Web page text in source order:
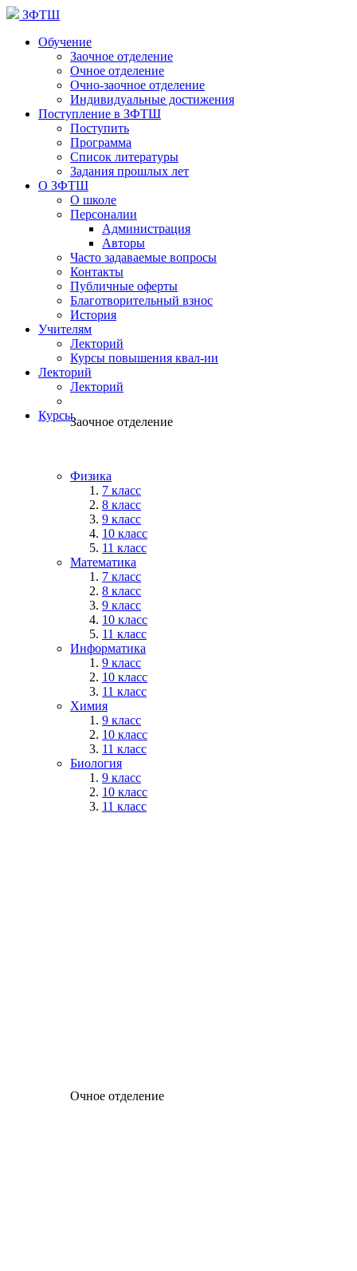
ЗФТШ
Обучение
Заочное отделение
Очное отделение
Очно-заочное отделение
Индивидуальные достижения
Поступление в ЗФТШ
Поступить
Программа
Список литературы
Задания прошлых лет
О ЗФТШ
О школе
Персоналии
Администрация
Авторы
Часто задаваемые вопросы
Контакты
Публичные оферты
Благотворительный взнос
История
Учителям
Лекторий
Курсы повышения квал-ии
Лекторий
Лекторий
КурсыЗаочное отделение
Физика
7 класс
8 класс
9 класс
10 класс
11 класс
Математика
7 класс
8 класс
9 класс
10 класс
11 класс
Информатика
9 класс
10 класс
11 класс
Химия
9 класс
10 класс
11 класс
Биология
9 класс
10 класс
11 класс
Очное отделение